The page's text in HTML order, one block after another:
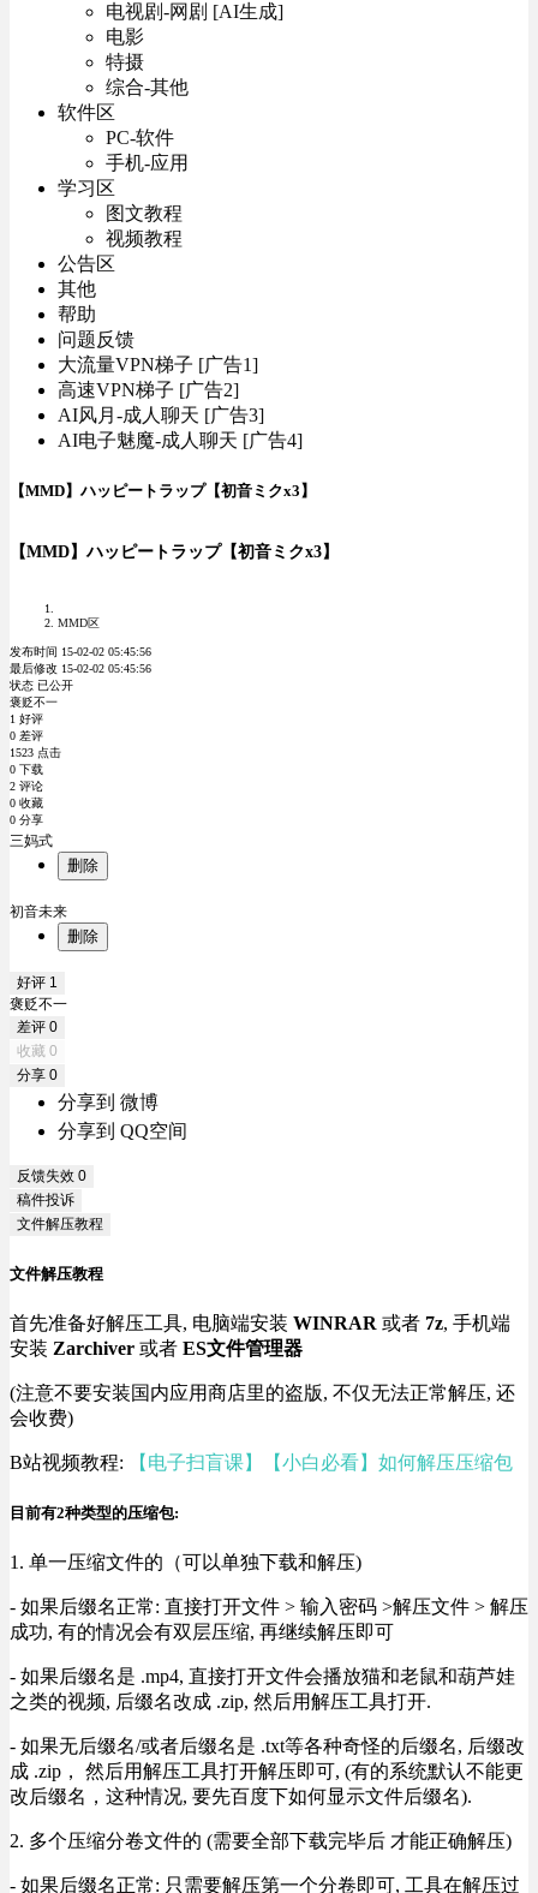
电视剧-网剧 [AI生成]
电影
特摄
综合-其他
软件区
PC-软件
手机-应用
学习区
图文教程
视频教程
公告区
其他
帮助
问题反馈
大流量VPN梯子 [广告1]
高速VPN梯子 [广告2]
AI风月-成人聊天 [广告3]
AI电子魅魔-成人聊天 [广告4]
【MMD】ハッピートラップ【初音ミクx3】
【MMD】ハッピートラップ【初音ミクx3】
MMD区
发布时间 15-02-02 05:45:56
最后修改 15-02-02 05:45:56
状态 已公开
褒贬不一
1 好评
0 差评
1523 点击
0 下载
2 评论
0 收藏
0 分享
三妈式
删除
初音未来
删除
好评 1
褒贬不一
差评 0
收藏 0
分享 0
分享到 微博
分享到 QQ空间
反馈失效 0
稿件投诉
文件解压教程
文件解压教程
首先准备好解压工具, 电脑端安装 WINRAR 或者 7z, 手机端
安装 Zarchiver 或者 ES文件管理器
(注意不要安装国内应用商店里的盗版, 不仅无法正常解压, 还
会收费)
B站视频教程: 【电子扫盲课】【小白必看】如何解压压缩包
目前有2种类型的压缩包:
1. 单一压缩文件的（可以单独下载和解压)
- 如果后缀名正常: 直接打开文件 > 输入密码 >解压文件 > 解压
成功, 有的情况会有双层压缩, 再继续解压即可
- 如果后缀名是 .mp4, 直接打开文件会播放猫和老鼠和葫芦娃
之类的视频, 后缀名改成 .zip, 然后用解压工具打开.
- 如果无后缀名/或者后缀名是 .txt等各种奇怪的后缀名, 后缀改
成 .zip， 然后用解压工具打开解压即可, (有的系统默认不能更
改后缀名，这种情况, 要先百度下如何显示文件后缀名).
2. 多个压缩分卷文件的 (需要全部下载完毕后 才能正确解压)
- 如果后缀名正常: 只需要解压第一个分卷即可, 工具在解压过